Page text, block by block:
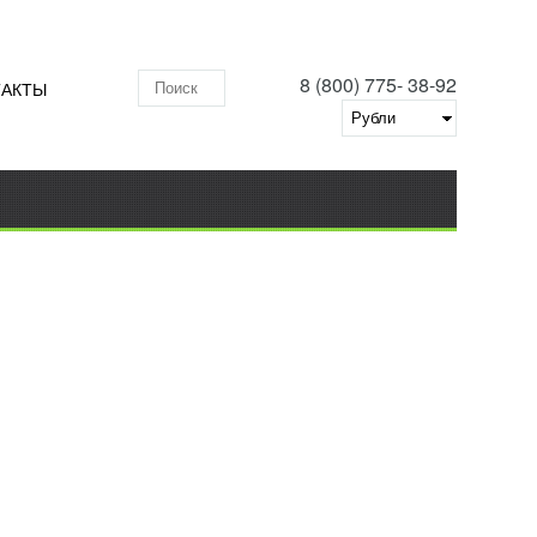
8 (800) 775- 38-92
Поиск по складу